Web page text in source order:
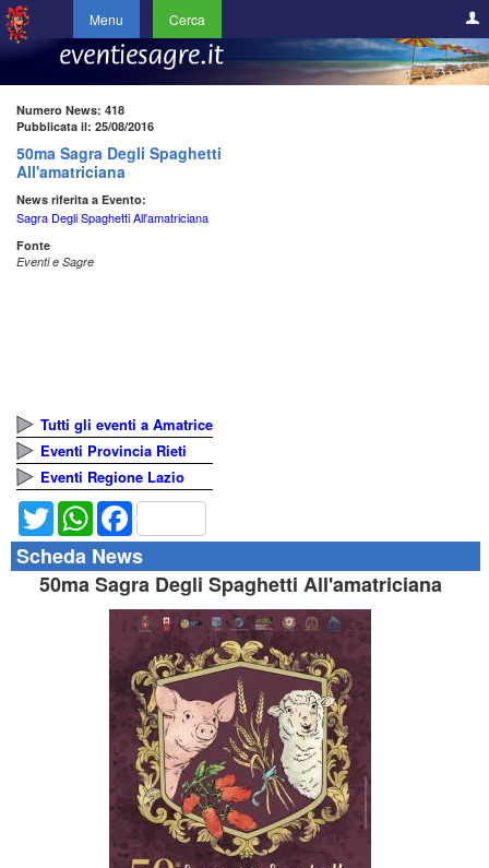
Menu Cerca
Numero News: 418
Pubblicata il: 25/08/2016
50ma Sagra Degli Spaghetti
All'amatriciana
News riferita a Evento:
Sagra Degli Spaghetti All'amatriciana
Fonte
Eventi e Sagre
Tutti gli eventi a Amatrice
Eventi Provincia Rieti
Eventi Regione Lazio
Twitter WhatsAppFacebook
Scheda News
50ma Sagra Degli Spaghetti All'amatriciana